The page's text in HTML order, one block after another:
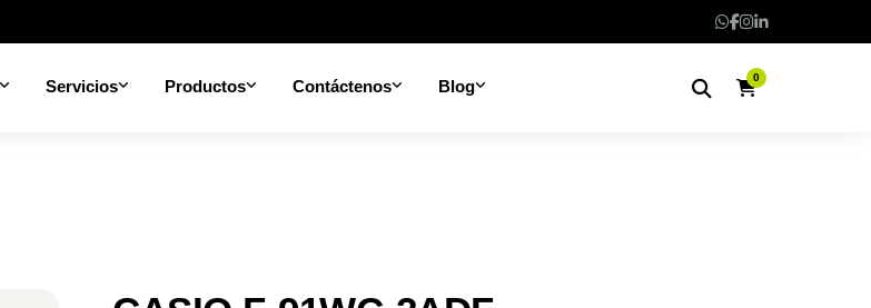
Servicios Productos Contáctenos Blog 0